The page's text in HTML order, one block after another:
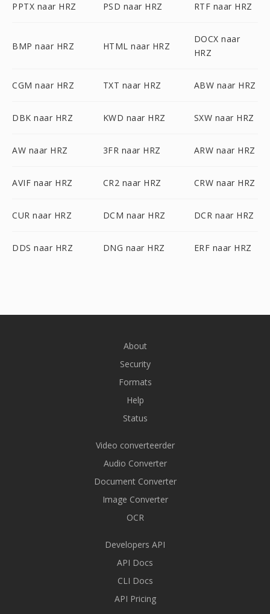
PPTX naar HRZ PSD naar HRZ RTF naar HRZ
BMP naar HRZ HTML naar HRZ
DOCX naar
HRZ
CGM naar HRZ TXT naar HRZ ABW naar HRZ
DBK naar HRZ KWD naar HRZ SXW naar HRZ
AW naar HRZ 3FR naar HRZ ARW naar HRZ
AVIF naar HRZ CR2 naar HRZ CRW naar HRZ
CUR naar HRZ DCM naar HRZ DCR naar HRZ
DDS naar HRZ DNG naar HRZ ERF naar HRZ
About
Security
Formats
Help
Status
Video converteerder
Audio Converter
Document Converter
Image Converter
OCR
Developers API
API Docs
CLI Docs
API Pricing